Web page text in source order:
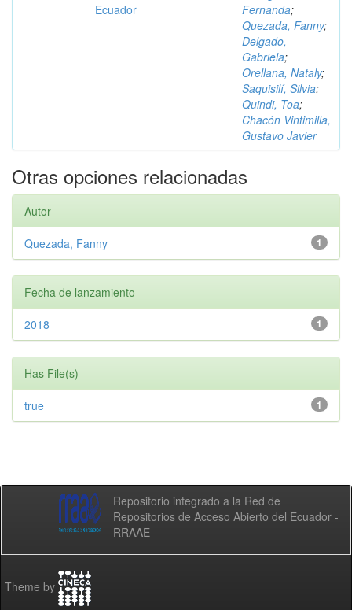
Ecuador
Fernanda;
Quezada, Fanny;
Delgado,
Gabriela;
Orellana, Nataly;
Saquisilí, Silvia;
Quindi, Toa;
Chacón Vintimilla,
Gustavo Javier
Otras opciones relacionadas
Autor
1
Quezada, Fanny
Fecha de lanzamiento
1
2018
Has File(s)
1
true
Repositorio integrado a la Red de
Repositorios de Acceso Abierto del Ecuador -
RRAAE
Theme by